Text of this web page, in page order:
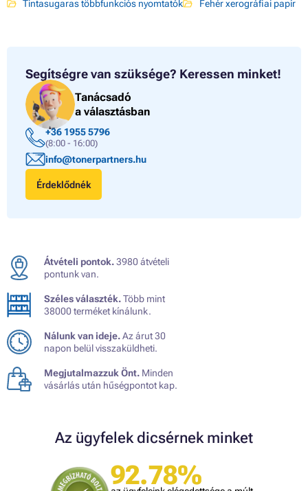
Tintasugaras többfunkciós nyomtatók
Fehér xerográfiai papír
Segítségre van szüksége? Keressen minket!
Tanácsadó
a választásban
+36 1955 5796
(8:00 - 16:00)
info@tonerpartners.hu
Érdeklődnék
Átvételi pontok.3980 átvételi
pontunk van.
Széles választék.Több mint
38000 terméket kínálunk.
Nálunk van ideje.Az árut 30
napon belül visszaküldheti.
Megjutalmazzuk Önt. Minden
vásárlás után hűségpontot kap.
Az ügyfelek dicsérnek minket
92.78%